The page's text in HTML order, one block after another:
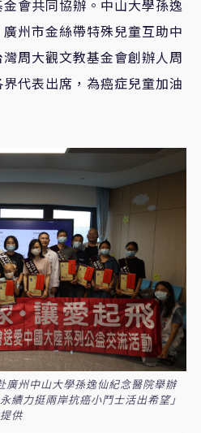
會共同協辦。中山大學孫逸
州市金絲帶特殊兒童互助中
周大觀文教基金會創辦人周
代表出席，為癌症兒童加油
廣州中山大學孫逸仙紀念醫院舉辦
續力挺兩岸抗癌小鬥士活出希望」
供